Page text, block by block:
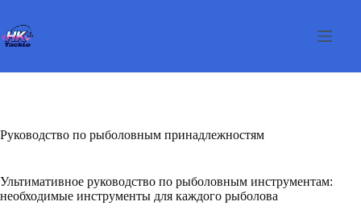
сути
Руководство по рыболовным принадлежностям
Ультимативное руководство по рыболовным инструментам:
необходимые инструменты для каждого рыболова